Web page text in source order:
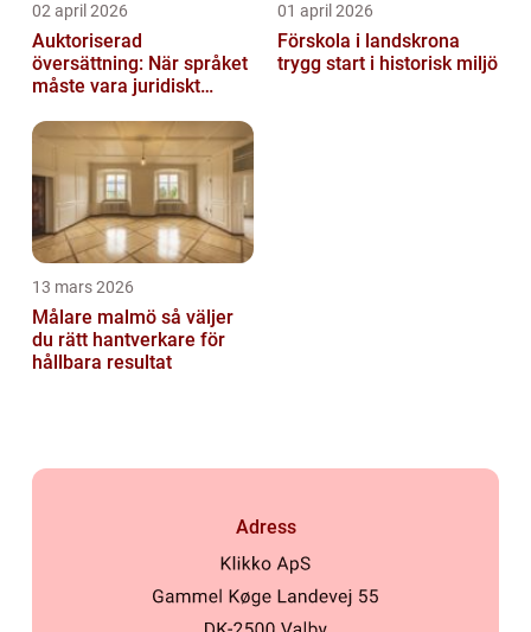
02 april 2026
Auktoriserad
översättning: När språket
måste vara juridiskt
01 april 2026
Förskola i landskrona
trygg start i historisk miljö
13 mars 2026
Målare malmö så väljer
du rätt hantverkare för
hållbara resultat
Adress